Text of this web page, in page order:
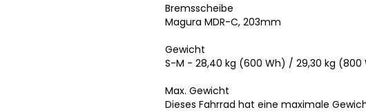
Bremsscheibe
Magura MDR-C, 203mm
Gewicht
S-M - 28,40 kg (600 Wh) / 29,30 kg (800
Max. Gewicht
Dieses Fahrrad hat eine maximale